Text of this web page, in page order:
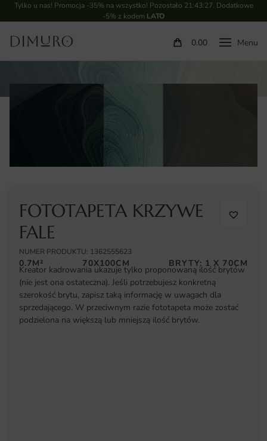
Tylko u nas! Promocja -35% na wszystko! Pozostało 21:43:26. Dodatkowe
-5% z kodem LATO
0.00
FOTOTAPETA KRZYWE
FALE
NUMER PRODUKTU: 1362555623
0.7M² 70X100CM BRYTY: 1 X 70CM
Kreator kadrowania ukazuje tylko proponowaną ilość brytów
(nie jest ona ostateczna). Jeśli potrzebujesz konkretną
szerokość brytu, zapisz taką informację w uwagach dla
sprzedającego. W przeciwnym razie fototapeta może zostać
podzielona na większą lub mniejszą ilość brytów.